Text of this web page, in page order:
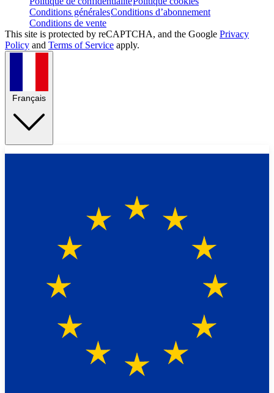
Conditions généralesConditions d’abonnement
Conditions de vente
This site is protected by reCAPTCHA, and the Google Privacy
Policy and Terms of Service apply.
Français